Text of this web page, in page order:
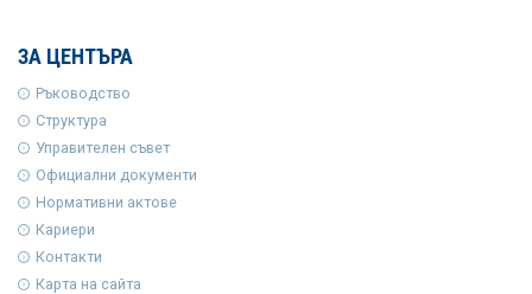
ЗА ЦЕНТЪРА
Ръководство
Структура
Управителен съвет
Официални документи
Нормативни актове
Кариери
Контакти
Карта на сайта